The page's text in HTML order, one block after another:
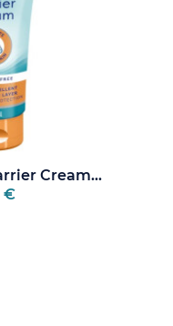
Cream...
€